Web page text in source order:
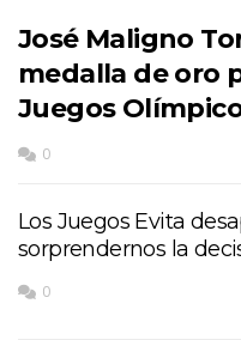
José Maligno
medalla de oro
Juegos
0
Los Juegos Evita
sorprendernos la
0